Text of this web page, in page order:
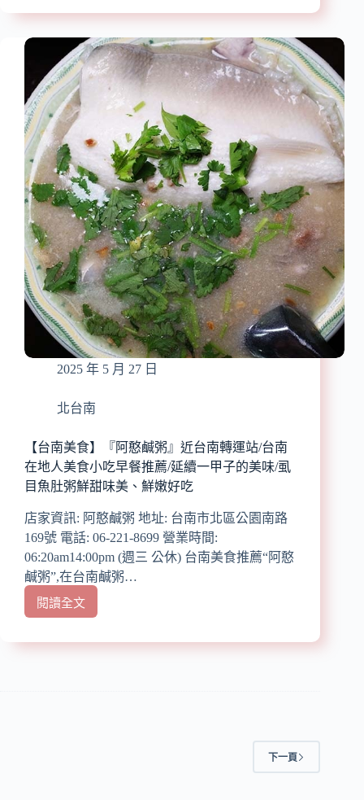
豬
腳
麵/
料
多
味
美、
肉
塊
份
量
十
足
美
『厚
里
Horli
Baking·
手
撕
包
專
賣
店
(火
車
內)』
近
輕
軌
壽
山
公
園
多
味
美
味
麵
復
古
車
廂
好
網
2025 年 5 月 27 日
北台南
【台南美食】『阿憨鹹粥』近台南轉運站/台南
在地人美食小吃早餐推薦/延續一甲子的美味/虱
目魚肚粥鮮甜味美、鮮嫩好吃
店家資訊: 阿憨鹹粥 地址: 台南市北區公園南路
169號 電話: 06-221-8699 營業時間:
06:20am14:00pm (週三 公休) 台南美食推薦“阿憨
鹹粥”,在台南鹹粥…
閱讀全文
【台
美
下一頁